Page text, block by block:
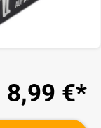
8,99 €*